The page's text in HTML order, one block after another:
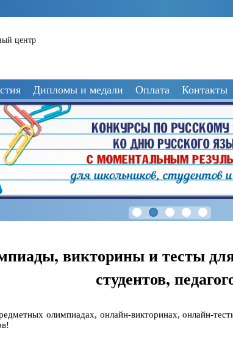
центр
Дипломы и медали Оплата Контакты
викторины и тесты
студентов,
олимпиадах, онлайн-викторинах, онлайн-